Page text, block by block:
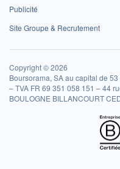
Publicité
Site Groupe & Recrutement
Copyright © 2026
Boursorama, SA au capital de
– TVA FR 69 351 058 151 – 44
BOULOGNE BILLANCOURT